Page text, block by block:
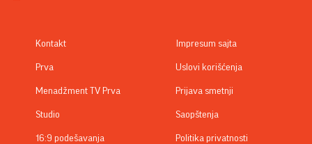
Kontakt
Prva
Menadžment TV Prva
Studio
16:9 podešavanja
Impresum sajta
Uslovi korišćenja
Prijava smetnji
Saopštenja
Politika privatnosti